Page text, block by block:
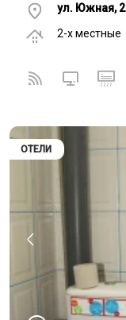
ул. Южная, 2
2-x местные
ОТЕЛИ